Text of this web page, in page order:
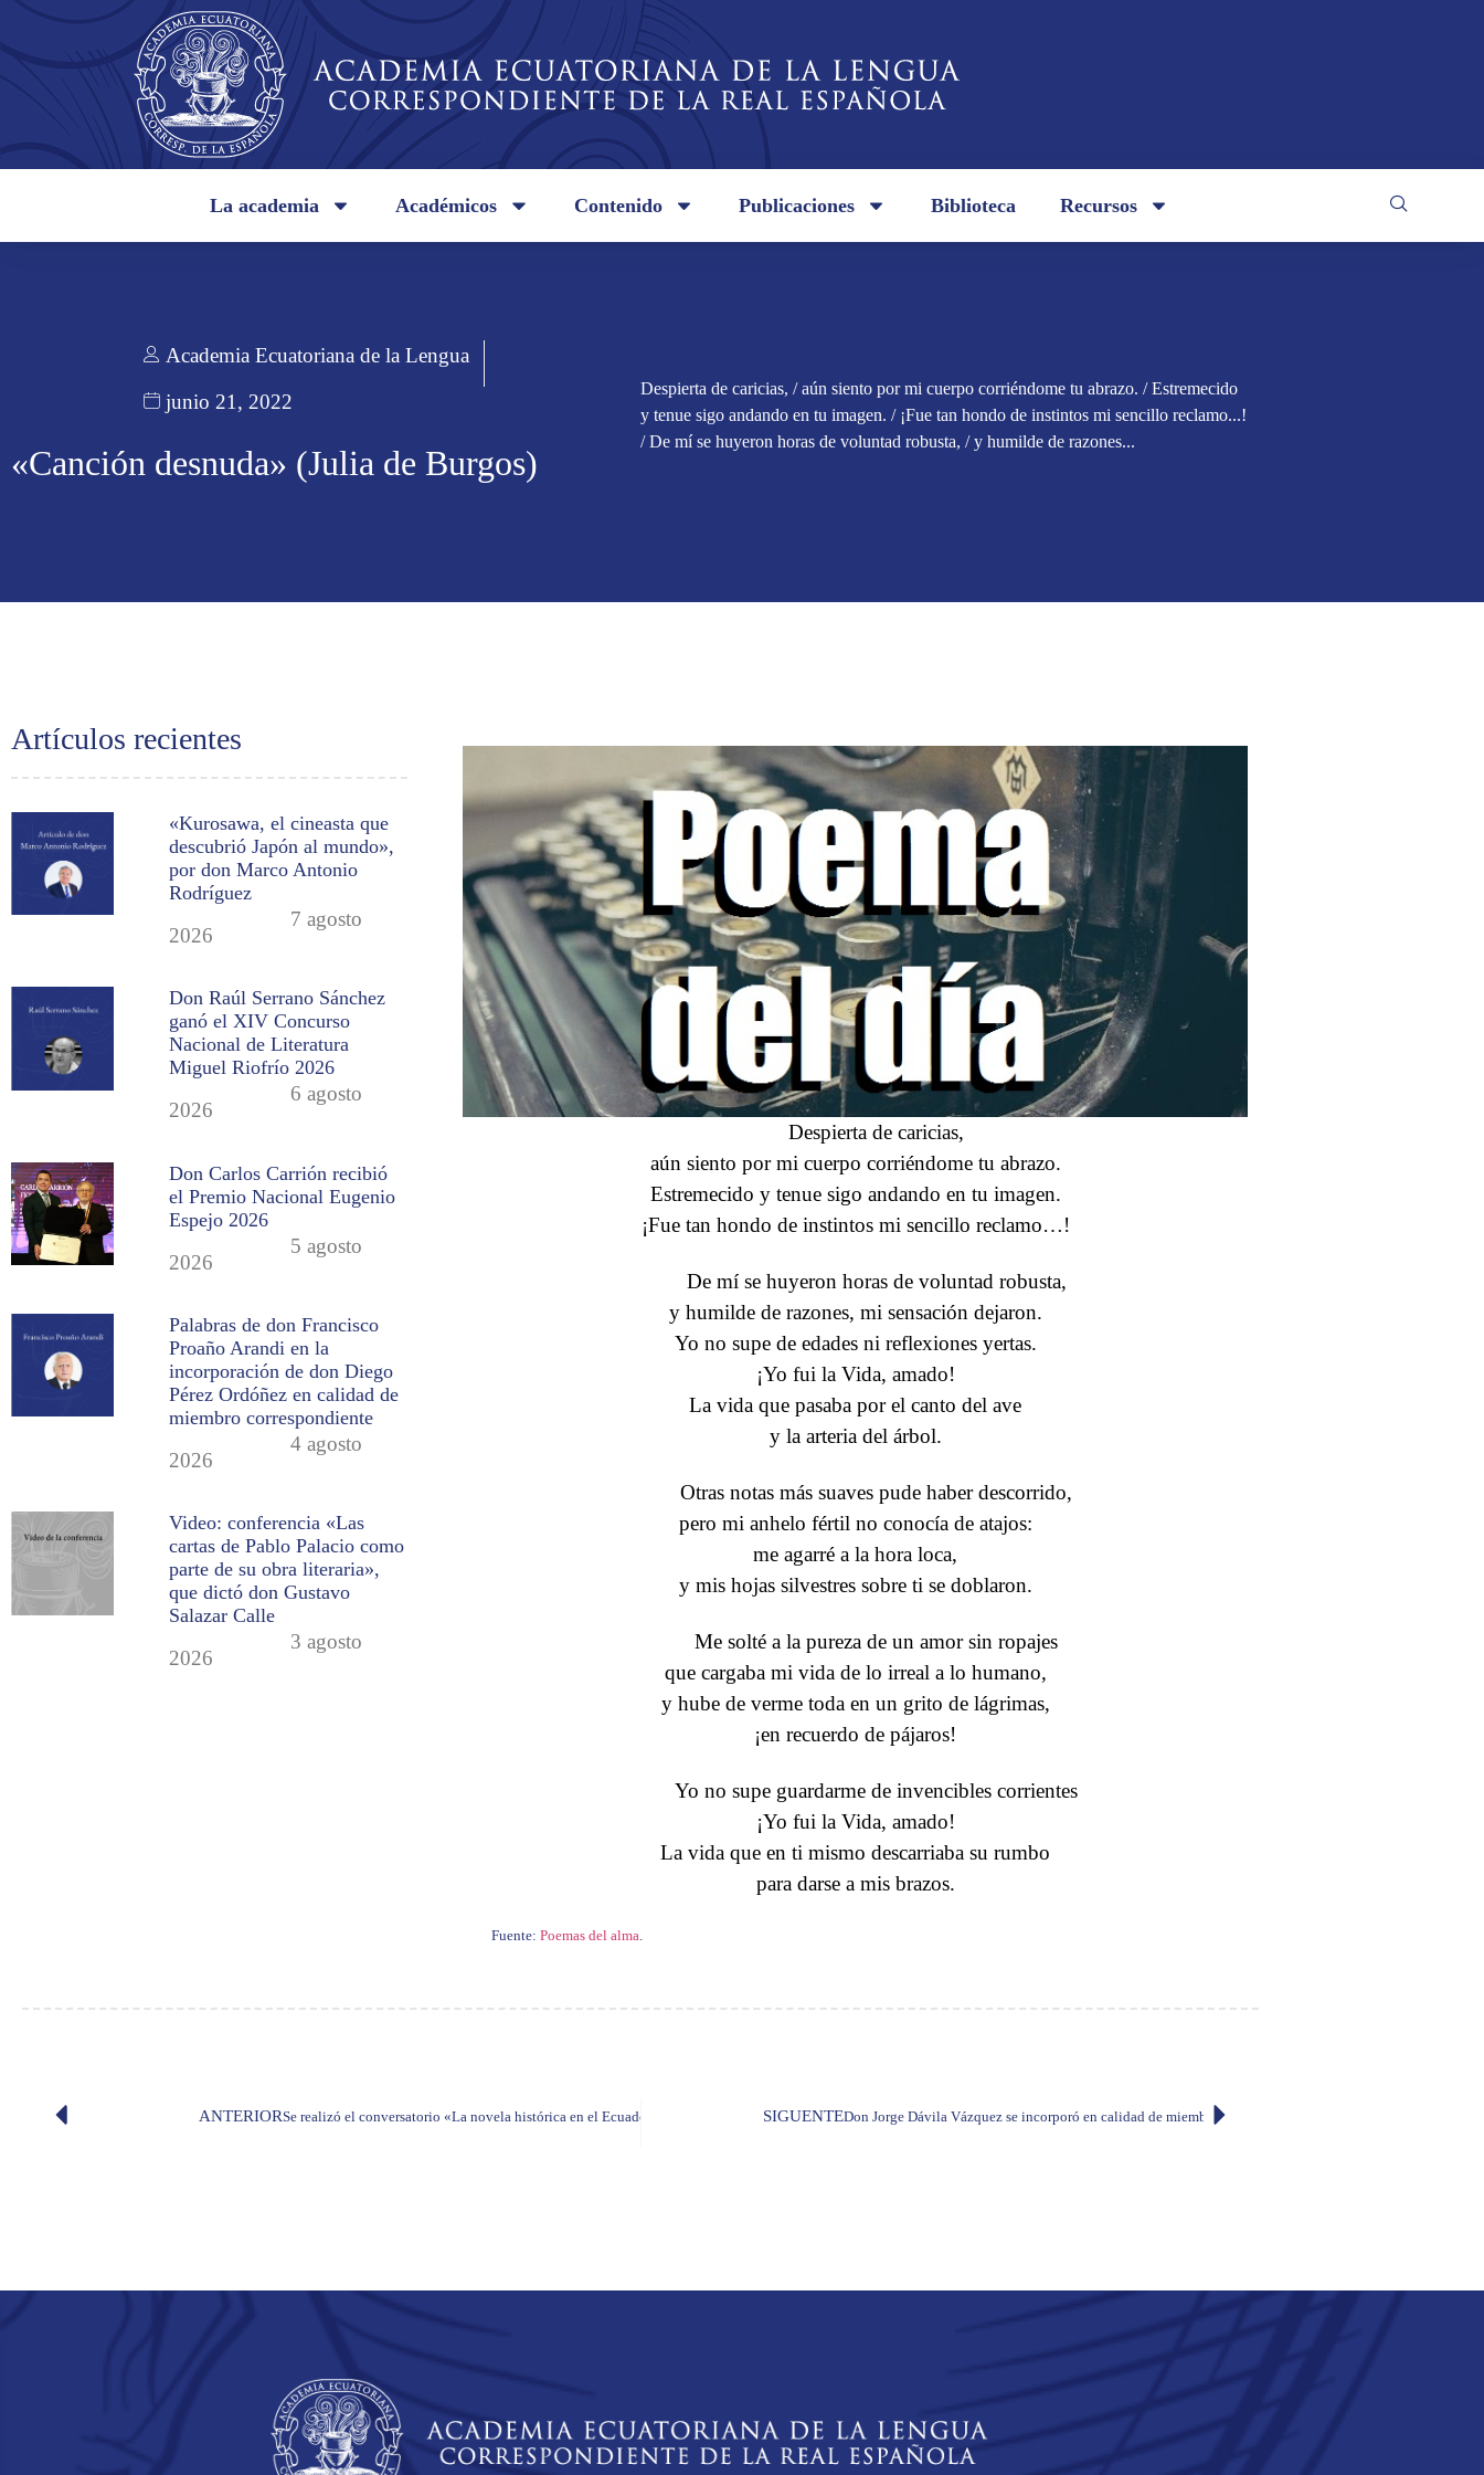
La academia Académicos Contenido Publicaciones Biblioteca Recursos
Academia Ecuatoriana de la Lengua
junio 21, 2022
«Canción desnuda» (Julia de Burgos)
Despierta de caricias, / aún siento por mi cuerpo corriéndome tu abrazo. / Estremecido
y tenue sigo andando en tu imagen. / ¡Fue tan hondo de instintos mi sencillo reclamo...!
/ De mí se huyeron horas de voluntad robusta, / y humilde de razones...
Artículos recientes
«Kurosawa, el cineasta que
descubrió Japón al mundo»,
por don Marco Antonio
Rodríguez
7 agosto
2026
Don Raúl Serrano Sánchez
ganó el XIV Concurso
Nacional de Literatura
Miguel Riofrío 2026
6 agosto
2026
Don Carlos Carrión recibió
el Premio Nacional Eugenio
Espejo 2026
5 agosto
2026
Palabras de don Francisco
Proaño Arandi en la
incorporación de don Diego
Pérez Ordóñez en calidad de
miembro correspondiente
4 agosto
2026
Video: conferencia «Las
cartas de Pablo Palacio como
parte de su obra literaria»,
que dictó don Gustavo
Salazar Calle
3 agosto
2026
Despierta de caricias,
aún siento por mi cuerpo corriéndome tu abrazo.
Estremecido y tenue sigo andando en tu imagen.
¡Fue tan hondo de instintos mi sencillo reclamo…!
De mí se huyeron horas de voluntad robusta,
y humilde de razones, mi sensación dejaron.
Yo no supe de edades ni reflexiones yertas.
¡Yo fui la Vida, amado!
La vida que pasaba por el canto del ave
y la arteria del árbol.
Otras notas más suaves pude haber descorrido,
pero mi anhelo fértil no conocía de atajos:
me agarré a la hora loca,
y mis hojas silvestres sobre ti se doblaron.
Me solté a la pureza de un amor sin ropajes
que cargaba mi vida de lo irreal a lo humano,
y hube de verme toda en un grito de lágrimas,
¡en recuerdo de pájaros!
Yo no supe guardarme de invencibles corrientes
¡Yo fui la Vida, amado!
La vida que en ti mismo descarriaba su rumbo
para darse a mis brazos.
Fuente: Poemas del alma
ANTERIORSe realizó el conversatorio «La novela histórica en el Ecuador» SIGUENTEDon Jorge Dávila Vázquez se incorporó en calidad de miembro numerario